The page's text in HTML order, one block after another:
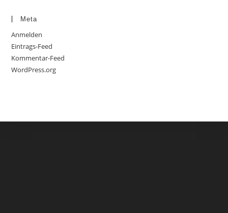
Meta
Anmelden
Eintrags-Feed
Kommentar-Feed
WordPress.org